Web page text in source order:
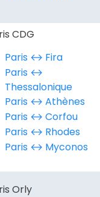
CDG
Paris ↔︎ Fira
Paris ↔︎
Thessalonique
Paris ↔︎ Athènes
Paris ↔︎ Corfou
Paris ↔︎ Rhodes
Paris ↔︎ Myconos
Orly